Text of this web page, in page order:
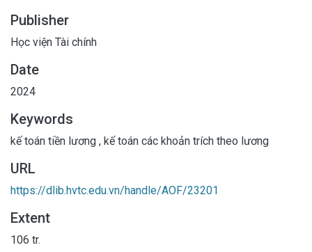
Publisher
Học viện Tài chính
Date
2024
Keywords
kế toán tiền lương , kế toán các khoản trích theo lương
URL
https://dlib.hvtc.edu.vn/handle/AOF/23201
Extent
106 tr.